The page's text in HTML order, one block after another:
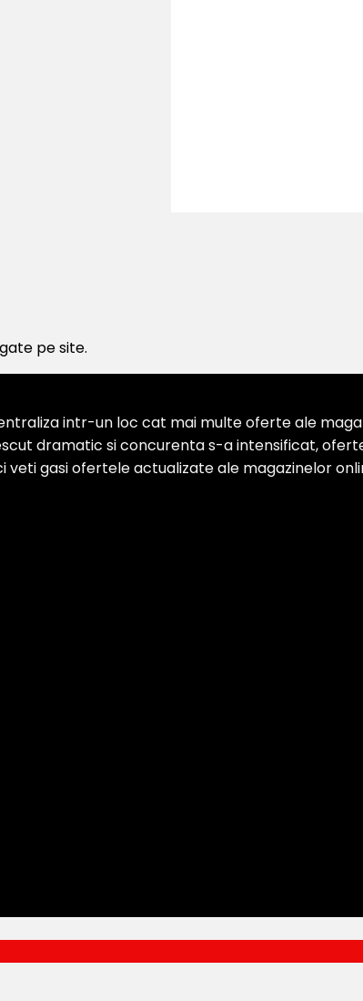
pe site.
intr-un loc cat mai multe oferte ale
dramatic si concurenta s-a intensificat,
gasi ofertele actualizate ale magazinelor